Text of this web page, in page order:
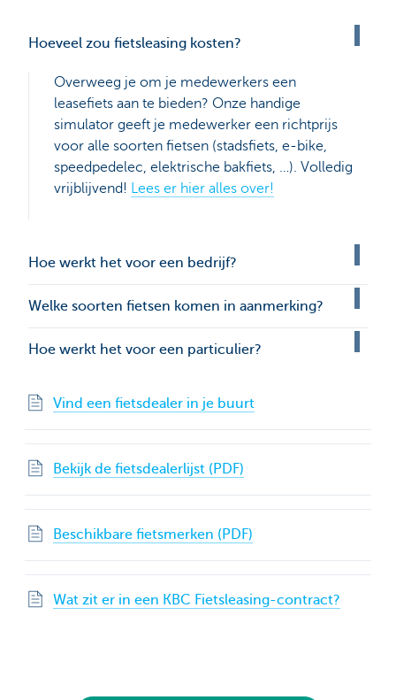
Hoeveel zou fietsleasing kosten?
Overweeg je om je medewerkers een
leasefiets aan te bieden? Onze handige
simulator geeft je medewerker een richtprijs
voor alle soorten fietsen (stadsfiets, e-bike,
speedpedelec, elektrische bakfiets, …). Volledig
vrijblijvend! Lees er hier alles over!
Hoe werkt het voor een bedrijf?
Welke soorten fietsen komen in aanmerking?
Hoe werkt het voor een particulier?
Vind een fietsdealer in je buurt
Bekijk de fietsdealerlijst (PDF)
Beschikbare fietsmerken (PDF)
Wat zit er in een KBC Fietsleasing-contract?